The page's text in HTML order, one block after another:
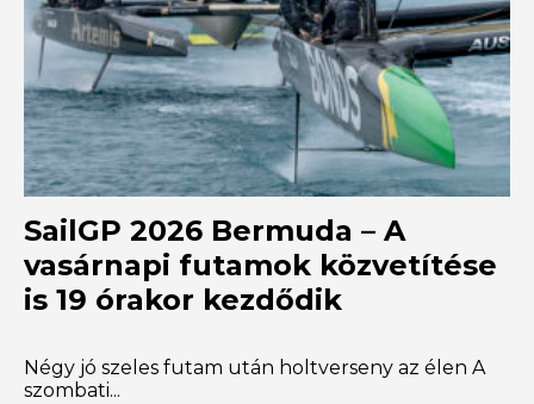
SailGP 2026 Bermuda – A
vasárnapi futamok közvetítése
is 19 órakor kezdődik
Négy jó szeles futam után holtverseny az élen A
szombati...